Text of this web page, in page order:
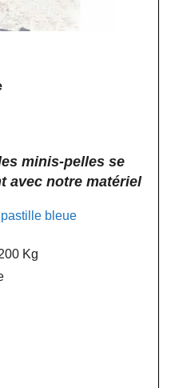
minis-pelles se
avec notre matériel
bleue
Kg